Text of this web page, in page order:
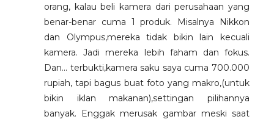
orang, kalau beli kamera dari perusahaan yang
benar-benar cuma 1 produk. Misalnya Nikkon
dan Olympus,mereka tidak bikin lain kecuali
kamera. Jadi mereka lebih faham dan fokus.
Dan... terbukti,kamera saku saya cuma 700.000
rupiah, tapi bagus buat foto yang makro,(untuk
bikin iklan makanan),settingan pilihannya
banyak. Enggak merusak gambar meski saat